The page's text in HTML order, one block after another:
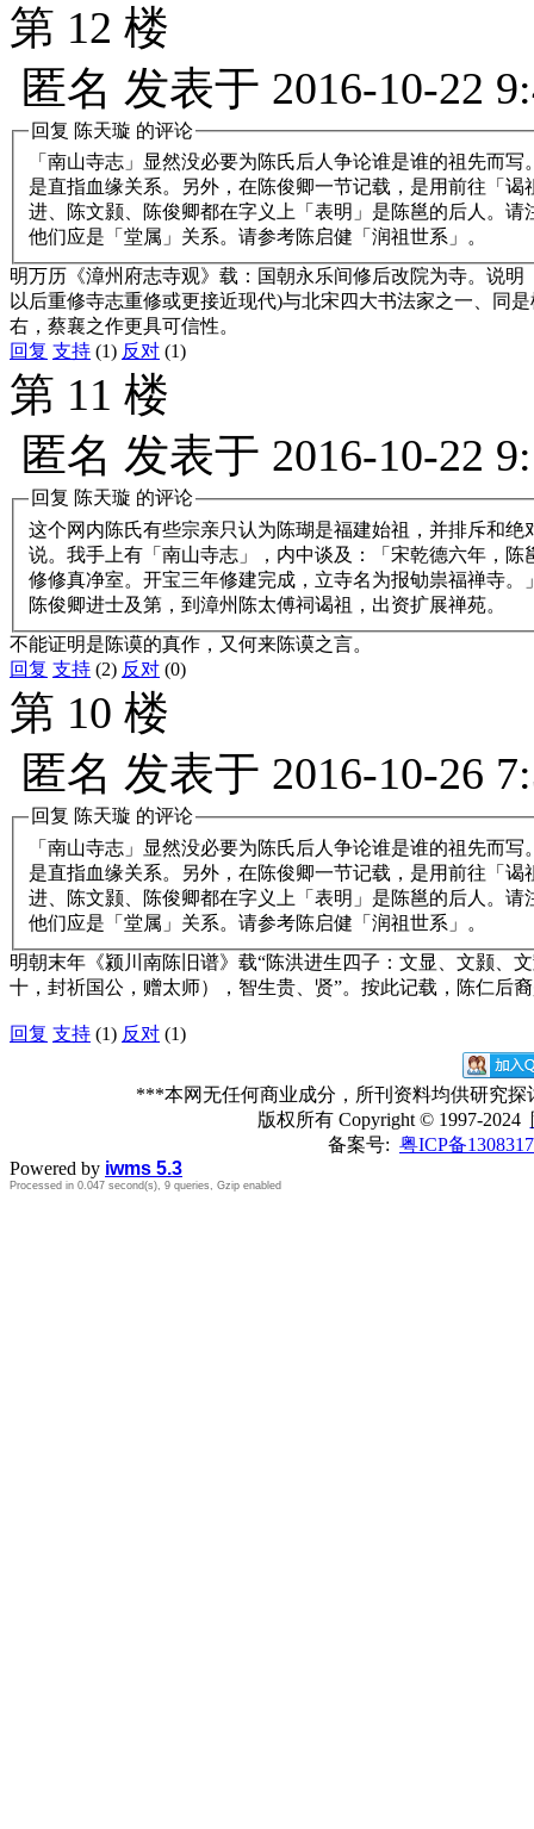
第 12 楼
匿名 发表于 2016-10-22
回复 陈天璇 的评论
「南山寺志」显然没必要为陈氏后人争论谁是谁的祖先而
是直指血缘关系。另外，在陈俊卿一节记载，是用前往「
进、陈文颢、陈俊卿都在字义上「表明」是陈邕的后人。
他们应是「堂属」关系。请参考陈启健「润祖世系」。
明万历《漳州府志寺观》载：国朝永乐间修后改院为寺。说
以后重修寺志重修或更接近现代)与北宋四大书法家之一、同
右，蔡襄之作更具可信性。
回复 支持 (1) 反对 (1)
第 11 楼
匿名 发表于 2016-10-22
回复 陈天璇 的评论
这个网内陈氏有些宗亲只认为陈瑚是福建始祖，并排斥和
说。我手上有「南山寺志」，内中谈及：「宋乾德六年，
修修真净室。开宝三年修建完成，立寺名为报劬祟福禅寺
陈俊卿进士及第，到漳州陈太傅祠谒祖，出资扩展禅苑。
不能证明是陈谟的真作，又何来陈谟之言。
回复 支持 (2) 反对 (0)
第 10 楼
匿名 发表于 2016-10-26
回复 陈天璇 的评论
「南山寺志」显然没必要为陈氏后人争论谁是谁的祖先而
是直指血缘关系。另外，在陈俊卿一节记载，是用前往「
进、陈文颢、陈俊卿都在字义上「表明」是陈邕的后人。
他们应是「堂属」关系。请参考陈启健「润祖世系」。
明朝末年《颍川南陈旧谱》载“陈洪进生四子：文显、文颢、
十，封祈国公，赠太师），智生贵、贤”。按此记载，陈仁后
回复 支持 (1) 反对 (1)
***本网无任何商业成分，所刊资料均供研究
版权所有 Copyright © 1997-2024
备案号: 粤ICP备
Powered by iwms 5.3
Processed in 0.047 second(s), 9 queries, Gzip enabled